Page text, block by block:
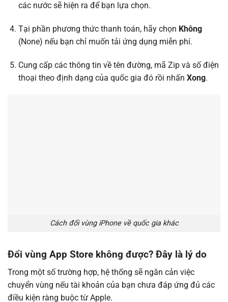
các nước sẽ hiện ra để bạn lựa chọn.
Tại phần phương thức thanh toán, hãy chọn Không
(None) nếu bạn chỉ muốn tải ứng dụng miễn phí.
Cung cấp các thông tin về tên đường, mã Zip và số điện
thoại theo định dạng của quốc gia đó rồi nhấn Xong.
Cách đổi vùng iPhone về quốc gia khác
Đổi vùng App Store không được? Đây là lý do
Trong một số trường hợp, hệ thống sẽ ngăn cản việc
chuyển vùng nếu tài khoản của bạn chưa đáp ứng đủ các
điều kiện ràng buộc từ Apple.